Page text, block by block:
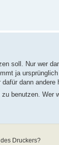
soll. Nur wer
ja
dann
benutzen.
Druckers?